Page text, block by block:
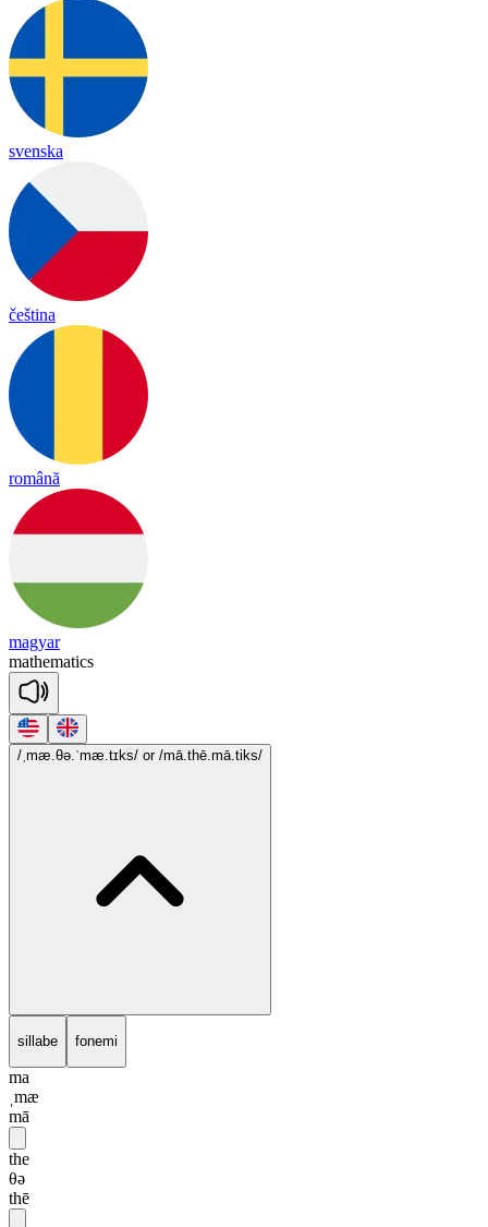
svenska
čeština
română
magyar
mathematics
/ˌmæ.θə.ˈmæ.tɪks/ or /mā.thē.mā.tiks/
sillabe fonemi
ma
ˌmæ
mā
the
θə
thē